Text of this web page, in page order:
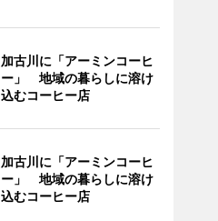
加古川に「アーミンコーヒ
ー」 地域の暮らしに溶け
込むコーヒー店
加古川に「アーミンコーヒ
ー」 地域の暮らしに溶け
込むコーヒー店